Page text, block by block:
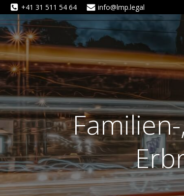
+41 31 511 54 64 info@lmp.legal